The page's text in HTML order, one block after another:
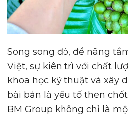
Song song đó, để nâng
Việt, sự kiên trì với chất
khoa học kỹ thuật và xây
bài bản là yếu tố then
BM Group không chỉ là